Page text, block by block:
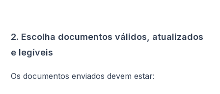
2. Escolha documentos válidos, atualizados
e legíveis
Os documentos enviados devem estar: